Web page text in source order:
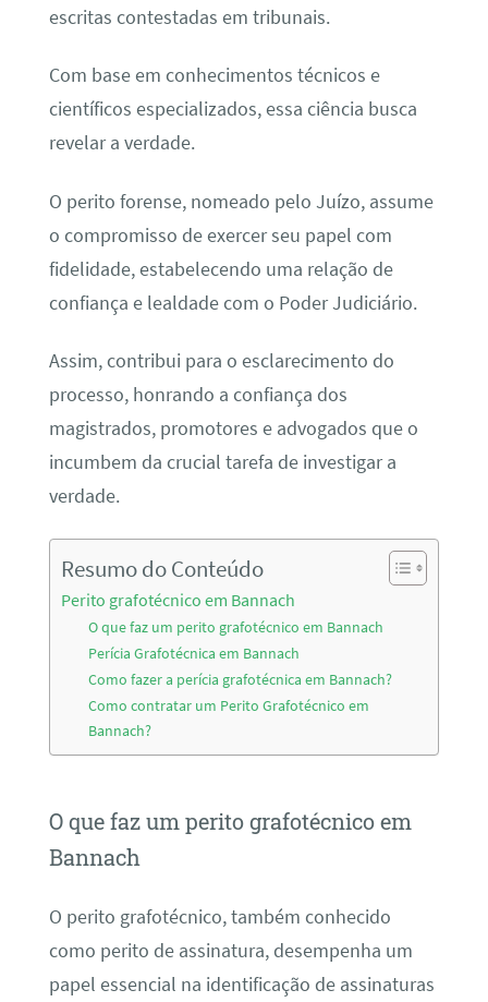
escritas contestadas em tribunais.
Com base em conhecimentos técnicos e
científicos especializados, essa ciência busca
revelar a verdade.
O perito forense, nomeado pelo Juízo, assume
o compromisso de exercer seu papel com
fidelidade, estabelecendo uma relação de
confiança e lealdade com o Poder Judiciário.
Assim, contribui para o esclarecimento do
processo, honrando a confiança dos
magistrados, promotores e advogados que o
incumbem da crucial tarefa de investigar a
verdade.
Resumo do Conteúdo
Perito grafotécnico em Bannach
O que faz um perito grafotécnico em Bannach
Perícia Grafotécnica em Bannach
Como fazer a perícia grafotécnica em Bannach?
Como contratar um Perito Grafotécnico em
Bannach?
O que faz um perito grafotécnico em
Bannach
O perito grafotécnico, também conhecido
como perito de assinatura, desempenha um
papel essencial na identificação de assinaturas